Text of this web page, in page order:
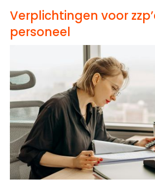
Verplichtingen voor
personeel